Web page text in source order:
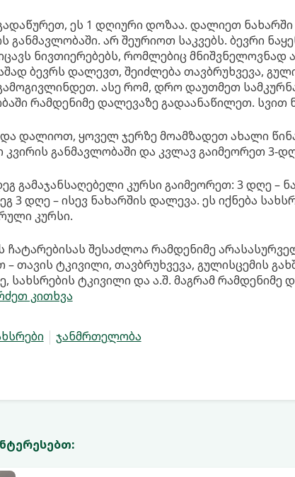
ეს 1 დღიური დოზაა. დალიეთ ნახარში
განმავლობაში. არ შეურიოთ საკვებს. ბევრი
ნივთიერებებს, რომლებიც
ბევრს დალევთ, შეიძლება თავბრუხვევა,
გამოგივლინდეთ. ასე რომ, დრო დაუთმეთ
რამდენიმე დალევაზე გადაანაწილეთ.
დალიოთ, ყოველ ჯერზე მოამზადეთ ახალი
კვირის განმავლობაში და კვლავ გაიმეორეთ 3-
გამაჯანსაღებელი კურსი გაიმეორეთ: 3 დღე –
3 დღე – ისევ ნახარშის დალევა. ეს იქნება
კურსი.
ჩატარებისას შესაძლოა რამდენიმე
თავის ტკივილი, თავბრუხვევა, გულისცემის
სახსრების ტკივილი და ა.შ. მაგრამ რამდენიმე
კითხვა
ჯანმრთელობა